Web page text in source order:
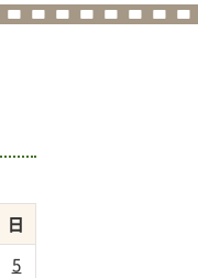
日
5